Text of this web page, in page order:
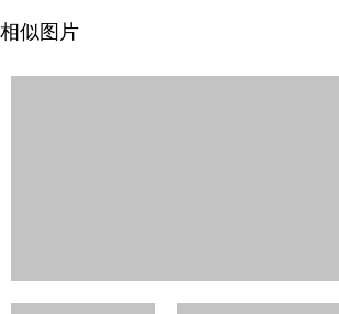
相似图片